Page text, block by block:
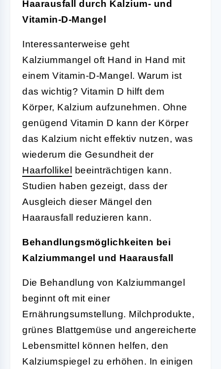
Haarausfall durch Kalzium- und
Vitamin-D-Mangel
Interessanterweise geht
Kalziummangel oft Hand in Hand mit
einem Vitamin-D-Mangel. Warum ist
das wichtig? Vitamin D hilft dem
Körper, Kalzium aufzunehmen. Ohne
genügend Vitamin D kann der Körper
das Kalzium nicht effektiv nutzen, was
wiederum die Gesundheit der
Haarfollikel
beeinträchtigen kann.
Studien haben gezeigt, dass der
Ausgleich dieser Mängel den
Haarausfall reduzieren kann.
Behandlungsmöglichkeiten bei
Kalziummangel und Haarausfall
Die Behandlung von Kalziummangel
beginnt oft mit einer
Ernährungsumstellung. Milchprodukte,
grünes Blattgemüse und angereicherte
Lebensmittel können helfen, den
Kalziumspiegel zu erhöhen. In einigen